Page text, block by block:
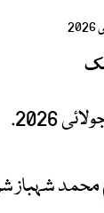
محمد شہباز